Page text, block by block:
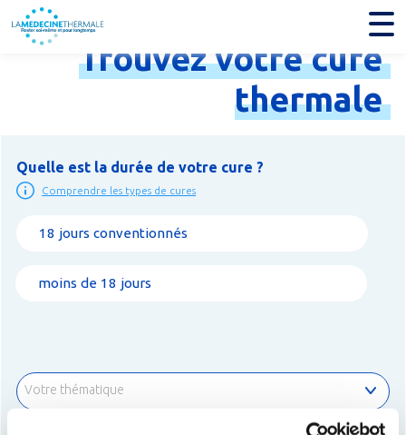
Trouvezvotrecure
thermale
Quelle est la durée de votre cure ?
Comprendre les types de cures
18 jours conventionnés
moins de 18 jours
Votre thématique